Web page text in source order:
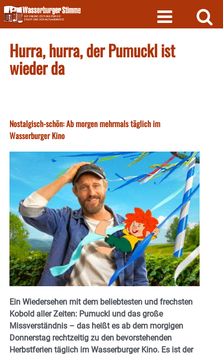
Skip
to
content
Hurra, hurra, der Pumuckl ist
wieder da
Nostalgisch-schön: Ab morgen mehrmals täglich im
Wasserburger Kino
Ein Wiedersehen mit dem beliebtesten und frechsten
Kobold aller Zeiten: Pumuckl und das große
Missverständnis – das heißt es ab dem morgigen
Donnerstag rechtzeitig zu den bevorstehenden
Herbstferien täglich im Wasserburger Kino. Es ist der